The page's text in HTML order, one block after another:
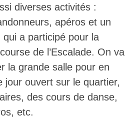
diverses activités :
apéros et un
a participé pour la
de l’Escalade. On va
la grande salle pour en
jour ouvert sur le quartier,
des cours de danse,
etc.